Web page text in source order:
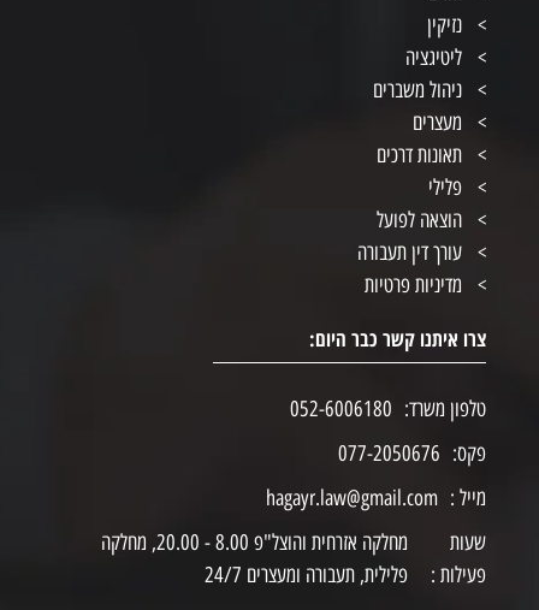
נזיקין
ליטיגציה
ניהול משברים
מעצרים
תאונות דרכים
פלילי
הוצאה לפועל
עורך דין תעבורה
מדיניות פרטיות
צרו איתנו קשר כבר היום:
טלפון משרד: 052-6006180
פקס: 077-2050676
מייל : hagayr.law@gmail.com
שעות
פעילות :
מחלקה אזרחית והוצל"פ 8.00 - 20.00, מחלקה
פלילית, תעבורה ומעצרים 24/7